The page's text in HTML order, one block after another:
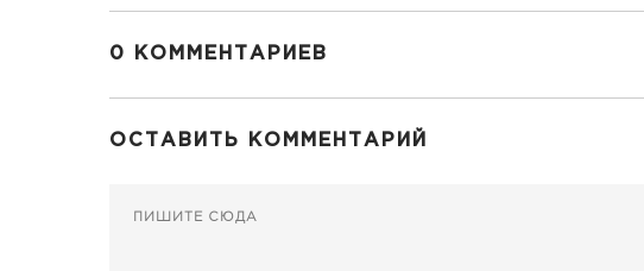
0 КОММЕНТАРИЕВ
ОСТАВИТЬ КОММЕНТАРИЙ